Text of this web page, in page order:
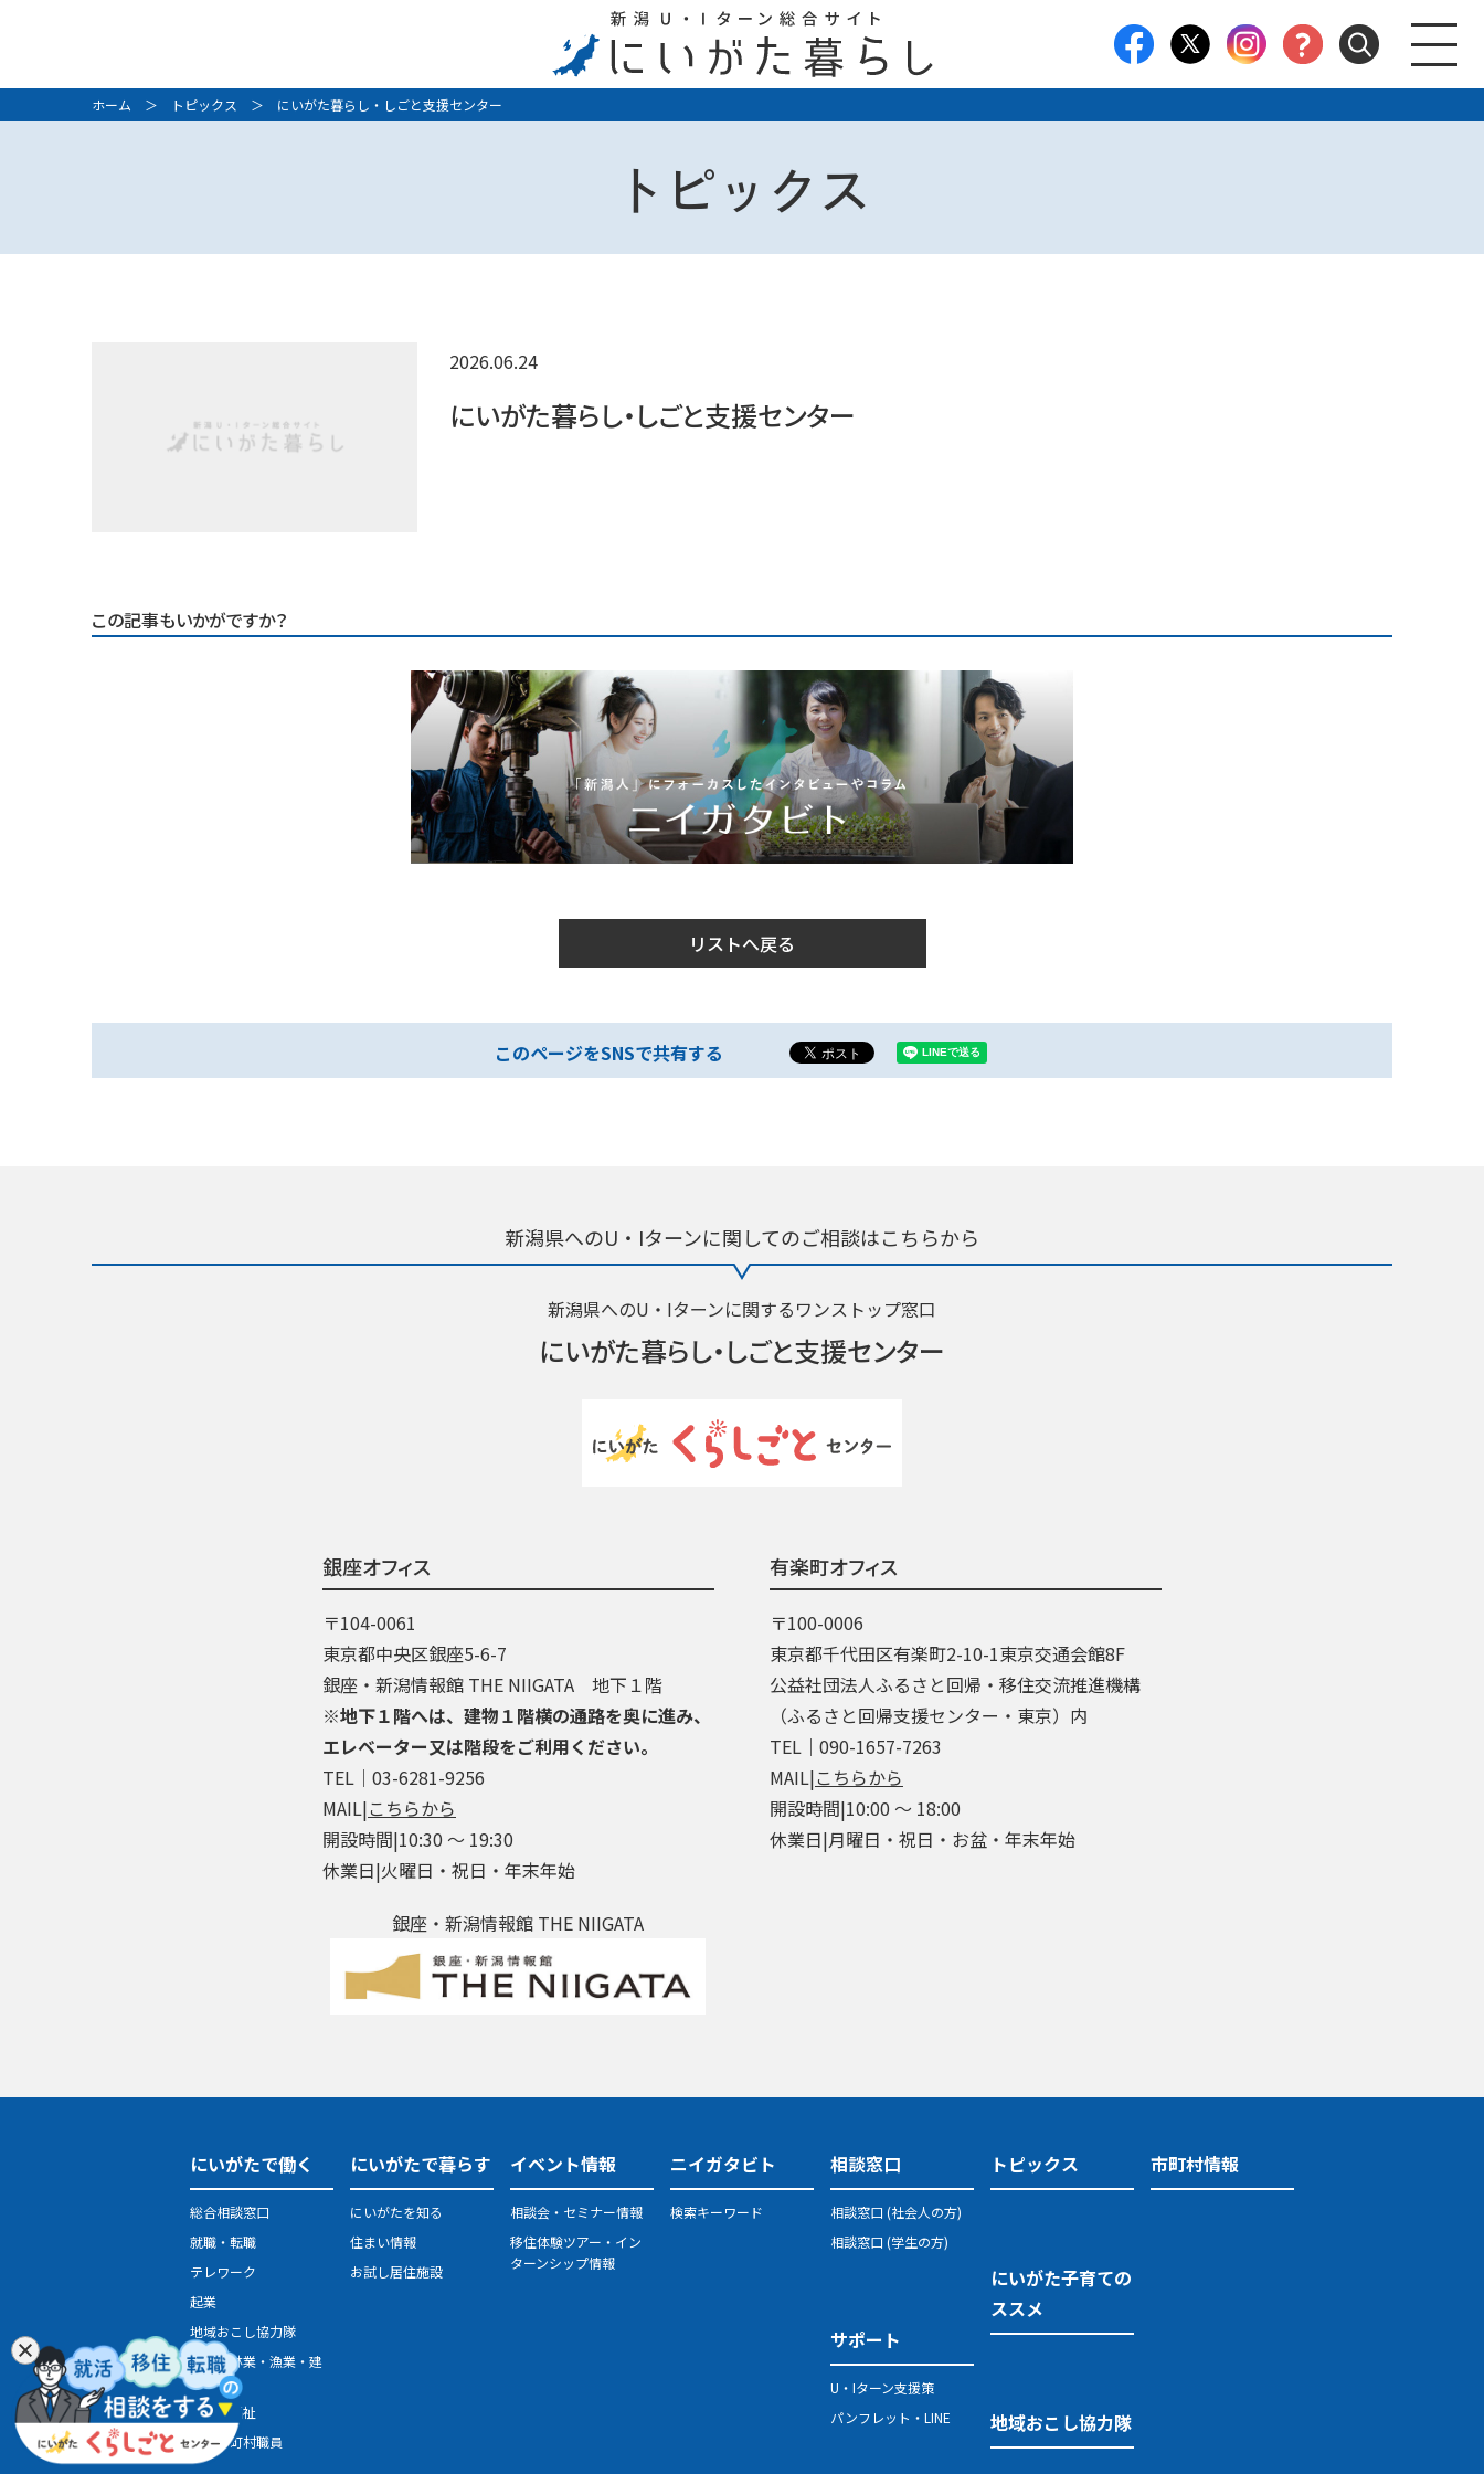
ホーム ＞ トピックス ＞ にいがた暮らし・しごと支援センター
トピックス
2026.06.24
にいがた暮らし・しごと支援センター
この記事もいかがですか？
リストへ戻る
このページをSNSで共有する
新潟県へのU・Iターンに関してのご相談はこちらから
新潟県へのU・Iターンに関するワンストップ窓口
にいがた暮らし・しごと支援センター
銀座オフィス
〒104-0061
東京都中央区銀座5-6-7
銀座・新潟情報館 THE NIIGATA 地下１階
※地下１階へは、建物１階横の通路を奥に進み、
エレベーター又は階段をご利用ください。
TEL│03-6281-9256
MAIL|こちらから
開設時間|10:30 ～ 19:30
休業日|火曜日・祝日・年末年始
銀座・新潟情報館 THE NIIGATA
有楽町オフィス
〒100-0006
東京都千代田区有楽町2-10-1東京交通会館8F
公益社団法人ふるさと回帰・移住交流推進機構
（ふるさと回帰支援センター・東京）内
TEL│090-1657-7263
MAIL|こちらから
開設時間|10:00 ～ 18:00
休業日|月曜日・祝日・お盆・年末年始
にいがたで働く
総合相談窓口
就職・転職
テレワーク
起業
地域おこし協力隊
農業・林業・漁業・建
設業
医療・福祉
県・市町村職員
にいがたで暮らす
にいがたを知る
住まい情報
お試し居住施設
イベント情報
相談会・セミナー情報
移住体験ツアー・イン
ターンシップ情報
ニイガタビト
検索キーワード
相談窓口
相談窓口 (社会人の方)
相談窓口 (学生の方)
サポート
U・Iターン支援策
パンフレット・LINE
トピックス
にいがた子育ての
ススメ
地域おこし協力隊
市町村情報